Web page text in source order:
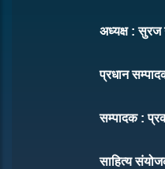
अध्यक्ष :
प्रधान
सम्पादक :
साहित्य